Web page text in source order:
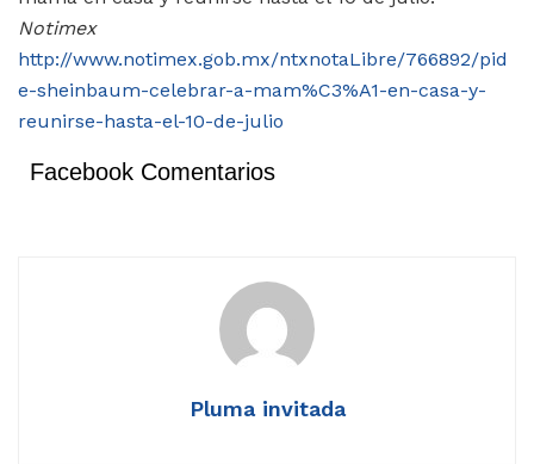
Notimex
http://www.notimex.gob.mx/ntxnotaLibre/766892/pid
e-sheinbaum-celebrar-a-mam%C3%A1-en-casa-y-
reunirse-hasta-el-10-de-julio
Facebook Comentarios
Pluma invitada